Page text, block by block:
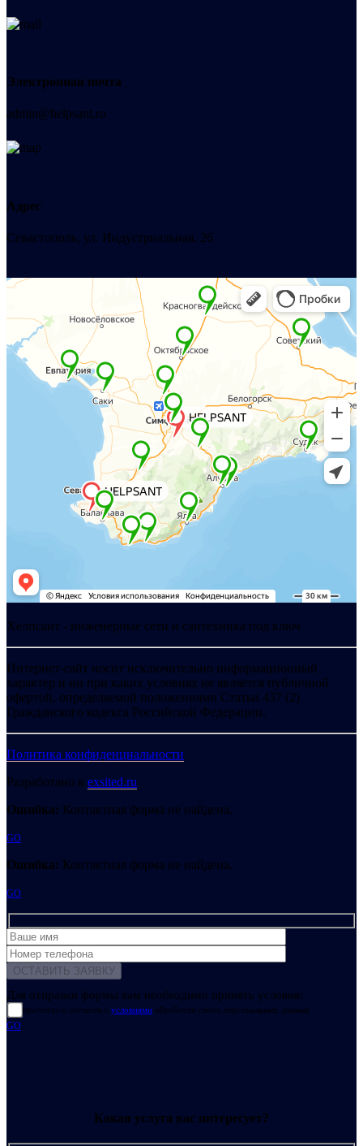
Электронная почта
admin@helpsant.ru
Адрес
Севастополь, ул. Индустриальная, 26
Хелпсант - инженерные сети и сантехника под ключ
Интернет-сайт носит исключительно информационный
характер и ни при каких условиях не является публичной
офертой, определяемой положениями Статьи 437 (2)
Гражданского кодекса Российской Федерации.
Политика конфиденциальности
Разработано в exsited.ru
Ошибка: Контактная форма не найдена.
GO
Ошибка: Контактная форма не найдена.
GO
Для отправки формы вам необходимо принять условия:
прочитал и согласен с условиями обработки своих персональных данных
GO
Какая услуга вас интересует?